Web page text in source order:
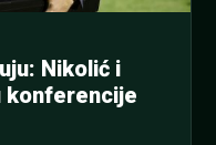
Nikolić i
konferencije